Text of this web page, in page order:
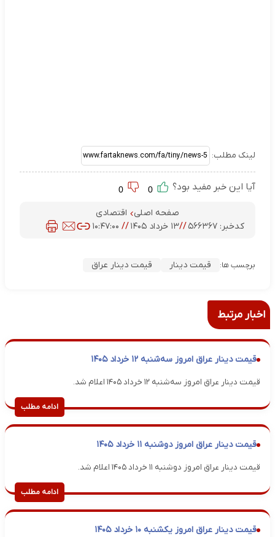
لینک مطلب:
آیا این خبر مفید بود؟
صفحه اصلی
اقتصادی
کدخبر: ۵۶۶۳۶۷ //۱۳ خرداد ۱۴۰۵ // ۱۰:۴۷:۰۰
برچسب ها: قیمت دینار قیمت دینار عراق
اخبار مرتبط
قیمت دینار عراق امروز سه‌شنبه ۱۲ خرداد ۱۴۰۵
قیمت دینار عراق امروز سه‌شنبه ۱۲ خرداد ۱۴۰۵ اعلام شد.
ادامه مطلب
قیمت دینار عراق امروز دوشنبه ۱۱ خرداد ۱۴۰۵
قیمت دینار عراق امروز دوشنبه ۱۱ خرداد ۱۴۰۵ اعلام شد.
ادامه مطلب
قیمت دینار عراق امروز یکشنبه ۱۰ خرداد ۱۴۰۵